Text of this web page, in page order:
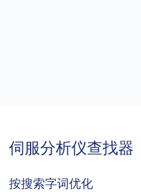
伺服分析仪查找器
按搜索字词优化